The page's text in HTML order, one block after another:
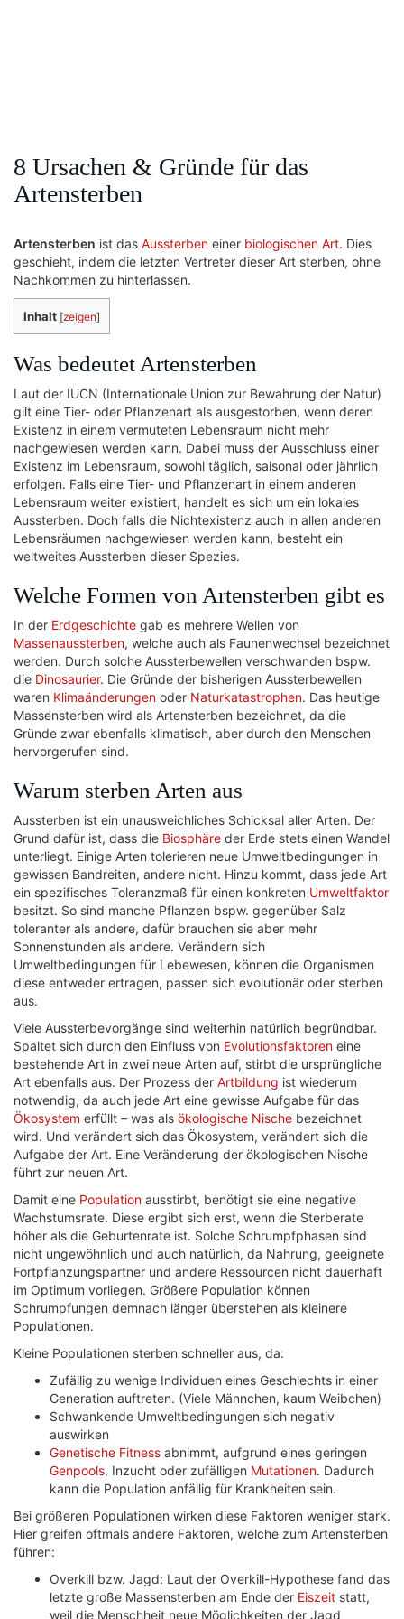
8 Ursachen & Gründe für das
Artensterben
Artensterben ist das Aussterben einer biologischen Art. Dies
geschieht, indem die letzten Vertreter dieser Art sterben, ohne
Nachkommen zu hinterlassen.
Inhalt [zeigen]
Was bedeutet Artensterben
Laut der IUCN (Internationale Union zur Bewahrung der Natur)
gilt eine Tier- oder Pflanzenart als ausgestorben, wenn deren
Existenz in einem vermuteten Lebensraum nicht mehr
nachgewiesen werden kann. Dabei muss der Ausschluss einer
Existenz im Lebensraum, sowohl täglich, saisonal oder jährlich
erfolgen. Falls eine Tier- und Pflanzenart in einem anderen
Lebensraum weiter existiert, handelt es sich um ein lokales
Aussterben. Doch falls die Nichtexistenz auch in allen anderen
Lebensräumen nachgewiesen werden kann, besteht ein
weltweites Aussterben dieser Spezies.
Welche Formen von Artensterben gibt es
In der Erdgeschichte gab es mehrere Wellen von
Massenaussterben, welche auch als Faunenwechsel bezeichnet
werden. Durch solche Aussterbewellen verschwanden bspw.
die Dinosaurier. Die Gründe der bisherigen Aussterbewellen
waren Klimaänderungen oder Naturkatastrophen. Das heutige
Massensterben wird als Artensterben bezeichnet, da die
Gründe zwar ebenfalls klimatisch, aber durch den Menschen
hervorgerufen sind.
Warum sterben Arten aus
Aussterben ist ein unausweichliches Schicksal aller Arten. Der
Grund dafür ist, dass die Biosphäre der Erde stets einen Wandel
unterliegt. Einige Arten tolerieren neue Umweltbedingungen in
gewissen Bandreiten, andere nicht. Hinzu kommt, dass jede Art
ein spezifisches Toleranzmaß für einen konkreten Umweltfaktor
besitzt. So sind manche Pflanzen bspw. gegenüber Salz
toleranter als andere, dafür brauchen sie aber mehr
Sonnenstunden als andere. Verändern sich
Umweltbedingungen für Lebewesen, können die Organismen
diese entweder ertragen, passen sich evolutionär oder sterben
aus.
Viele Aussterbevorgänge sind weiterhin natürlich begründbar.
Spaltet sich durch den Einfluss von Evolutionsfaktoren eine
bestehende Art in zwei neue Arten auf, stirbt die ursprüngliche
Art ebenfalls aus. Der Prozess der Artbildung ist wiederum
notwendig, da auch jede Art eine gewisse Aufgabe für das
Ökosystem erfüllt – was als ökologische Nische bezeichnet
wird. Und verändert sich das Ökosystem, verändert sich die
Aufgabe der Art. Eine Veränderung der ökologischen Nische
führt zur neuen Art.
Damit eine Population ausstirbt, benötigt sie eine negative
Wachstumsrate. Diese ergibt sich erst, wenn die Sterberate
höher als die Geburtenrate ist. Solche Schrumpfphasen sind
nicht ungewöhnlich und auch natürlich, da Nahrung, geeignete
Fortpflanzungspartner und andere Ressourcen nicht dauerhaft
im Optimum vorliegen. Größere Population können
Schrumpfungen demnach länger überstehen als kleinere
Populationen.
Kleine Populationen sterben schneller aus, da:
Zufällig zu wenige Individuen eines Geschlechts in einer
Generation auftreten. (Viele Männchen, kaum Weibchen)
Schwankende Umweltbedingungen sich negativ
auswirken
Genetische Fitness abnimmt, aufgrund eines geringen
Genpools, Inzucht oder zufälligen Mutationen. Dadurch
kann die Population anfällig für Krankheiten sein.
Bei größeren Populationen wirken diese Faktoren weniger stark.
Hier greifen oftmals andere Faktoren, welche zum Artensterben
führen:
Overkill bzw. Jagd: Laut der Overkill-Hypothese fand das
letzte große Massensterben am Ende der Eiszeit statt,
weil die Menschheit neue Möglichkeiten der Jagd